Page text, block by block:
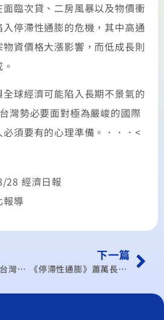
臨次貸、二房風暴以及物價衝
停滯性通膨的危機，其中高通
資價格大漲影響，而低成長則
球經濟可能陷入長期不景氣的
灣勢必要面對極為嚴峻的國際
須要有的心理準備。．．．<
28 經濟日報
報導
老蕭：兩岸鬆綁 台灣重要憑藉
下一篇
《停滯性通膨》蕭萬長：苦日子不只一兩年